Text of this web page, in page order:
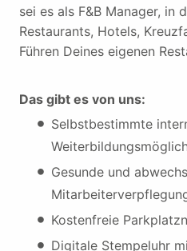
sei es als F&B Manager, in
Restaurants, Hotels,
Führen Deines eigenen
Das gibt es von uns:
Selbstbestimmte
Gesunde und
Kostenfreie
Digitale Stempeluhr